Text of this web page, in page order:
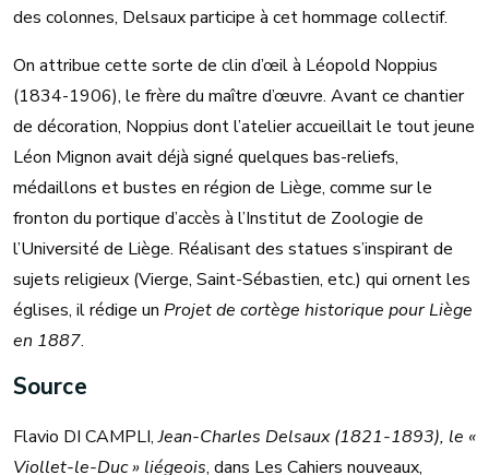
des colonnes, Delsaux participe à cet hommage collectif.
On attribue cette sorte de clin d’œil à Léopold Noppius
(1834-1906), le frère du maître d’œuvre. Avant ce chantier
de décoration, Noppius dont l’atelier accueillait le tout jeune
Léon Mignon avait déjà signé quelques bas-reliefs,
médaillons et bustes en région de Liège, comme sur le
fronton du portique d’accès à l’Institut de Zoologie de
l’Université de Liège. Réalisant des statues s’inspirant de
sujets religieux (Vierge, Saint-Sébastien, etc.) qui ornent les
églises, il rédige un Projet de cortège historique pour Liège
en 1887.
Source
Flavio DI CAMPLI,Jean-Charles Delsaux (1821-1893), le «
Viollet-le-Duc » liégeois, dans Les Cahiers nouveaux,